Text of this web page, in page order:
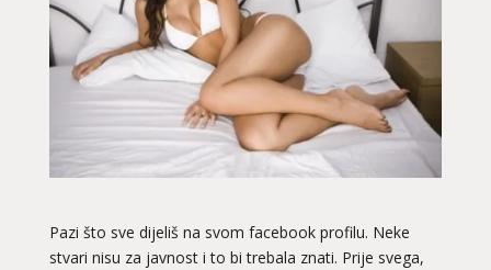
Pazi što sve dijeliš na svom facebook profilu. Neke
stvari nisu za javnost i to bi trebala znati. Prije svega,